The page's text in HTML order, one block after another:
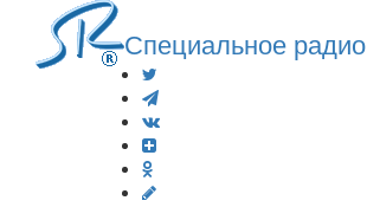
Специальное радио